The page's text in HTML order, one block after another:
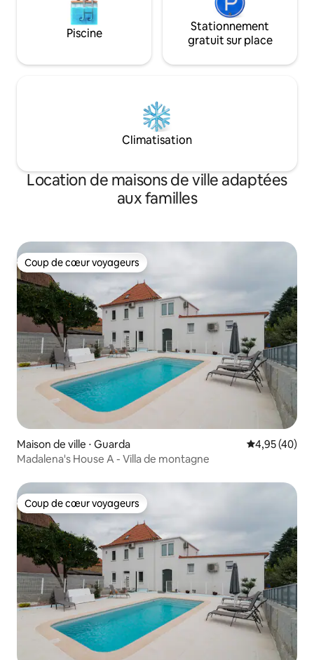
Piscine
Stationnement
gratuit sur place
Climatisation
Location de maisons de ville adaptées
aux familles
Coup de cœur voyageurs
Coup de cœur voyageurs
Maison de ville ⋅ Guarda Évaluation
4,95 (40)
Madalena's House A - Villa de montagne
Coup de cœur voyageurs
Coup de cœur voyageurs